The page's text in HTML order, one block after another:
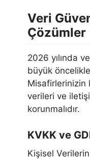
Veri
Çözümler
2026 yılında
büyük
Misafirlerinizin
verileri ve
korunmalıdır.
KVKK ve
Kişisel